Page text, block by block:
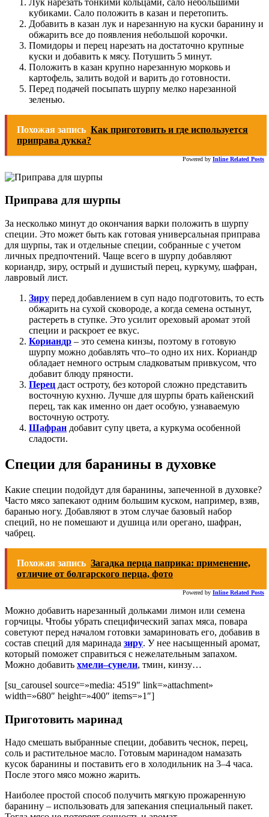
кубиками. Сало положить в казан и перетопить.
Добавить в казан лук и нарезанную на куски баранину и
обжарить все до появления небольшой корочки.
Помидоры и перец нарезать на достаточно крупные
куски и добавить к мясу. Потушить 5 минут.
Положить в казан крупно нарезанную морковь и
картофель, залить водой и варить до готовности.
Перед подачей посыпать шурпу мелко нарезанной
зеленью.
Похожая запись Как приготовить и где используется
приправа дукка?
Powered by Inline Related Posts
Приправа для шурпы
За несколько минут до окончания варки положить в шурпу
специи. Это может быть как готовая универсальная приправа
для шурпы, так и отдельные специи, собранные с учетом
личных предпочтений. Чаще всего в шурпу добавляют
кориандр, зиру, острый и душистый перец, куркуму, шафран,
лавровый лист.
Зиру перед добавлением в суп надо подготовить, то есть
обжарить на сухой сковороде, а когда семена остынут,
растереть в ступке. Это усилит ореховый аромат этой
специи и раскроет ее вкус.
Кориандр – это семена кинзы, поэтому в готовую
шурпу можно добавлять что–то одно их них. Кориандр
обладает немного острым сладковатым привкусом, что
добавит блюду пряности.
Перец даст остроту, без которой сложно представить
восточную кухню. Лучше для шурпы брать кайенский
перец, так как именно он дает особую, узнаваемую
восточную остроту.
Шафран добавит супу цвета, а куркума особенной
сладости.
Специи для баранины в духовке
Какие специи подойдут для баранины, запеченной в духовке?
Часто мясо запекают одним большим куском, например, взяв,
баранью ногу. Добавляют в этом случае базовый набор
специй, но не помешают и душица или орегано, шафран,
чабрец.
Похожая запись Загадка перца паприка: применение,
отличие от болгарского перца, фото
Powered by Inline Related Posts
Можно добавить нарезанный дольками лимон или семена
горчицы. Чтобы убрать специфический запах мяса, повара
советуют перед началом готовки замариновать его, добавив в
состав специй для маринада зиру. У нее насыщенный аромат,
который поможет справиться с нежелательным запахом.
Можно добавить хмели–сунели, тмин, кинзу…
[su_carousel source=»media: 4519″ link=»attachment»
width=»680″ height=»400″ items=»1″]
Приготовить маринад
Надо смешать выбранные специи, добавить чеснок, перец,
соль и растительное масло. Готовым маринадом намазать
кусок баранины и поставить его в холодильник на 3–4 часа.
После этого мясо можно жарить.
Наиболее простой способ получить мягкую прожаренную
баранину – использовать для запекания специальный пакет.